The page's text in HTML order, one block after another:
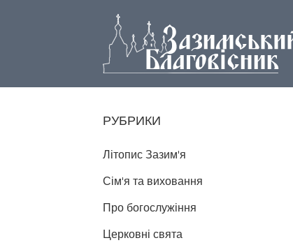
РУБРИКИ
Літопис Зазим'я
Сім'я та виховання
Про богослужіння
Церковні свята